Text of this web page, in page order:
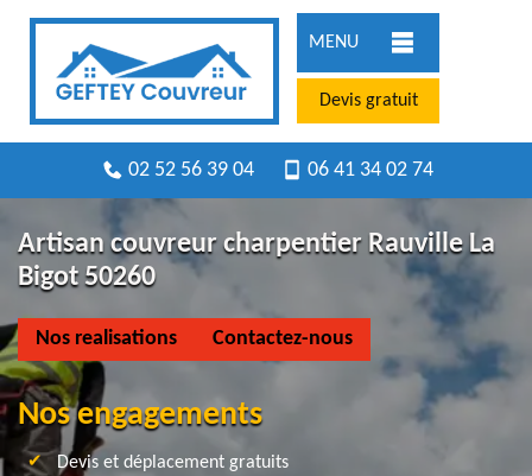
MENU
Devis gratuit
02 52 56 39 04 06 41 34 02 74
Artisan couvreur charpentier Rauville La
Bigot 50260
Nos realisations Contactez-nous
Nos engagements
Devis et déplacement gratuits